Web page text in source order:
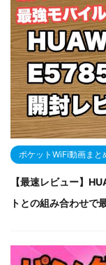
ポケットWiFi動画まと
【最速レビュー】
トとの組み合わせ